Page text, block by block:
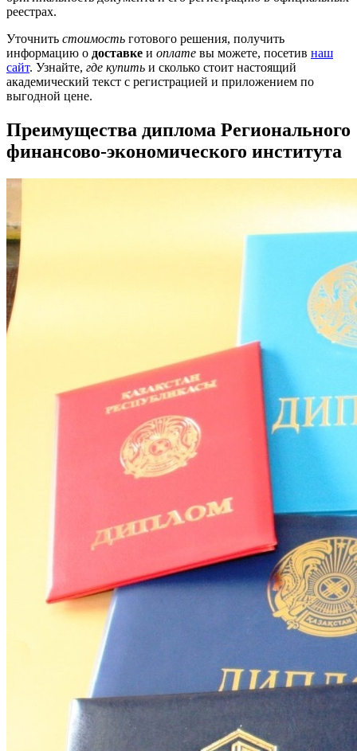
реестрах.
Уточнить стоимость готового решения, получить
информацию о доставке и оплате вы можете, посетив наш
сайт. Узнайте, где купить и сколько стоит настоящий
академический текст с регистрацией и приложением по
выгодной цене.
Преимущества диплома Регионального
финансово-экономического института